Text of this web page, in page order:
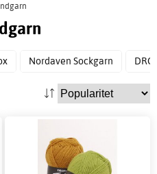
Nordaven Sockgarn